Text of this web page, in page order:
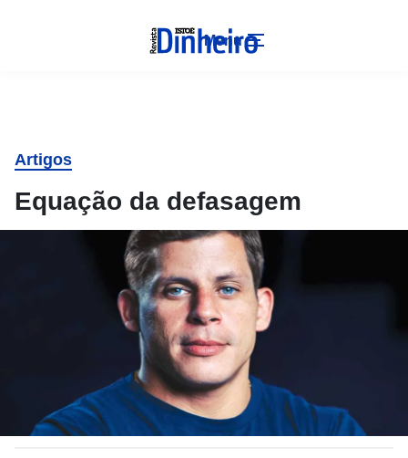
Menu
Artigos
Equação da defasagem